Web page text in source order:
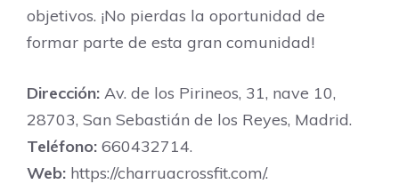
objetivos. ¡No pierdas la oportunidad de
formar parte de esta gran comunidad!
Dirección: Av. de los Pirineos, 31, nave 10,
28703, San Sebastián de los Reyes, Madrid.
Teléfono: 660432714.
Web: https://charruacrossfit.com/.